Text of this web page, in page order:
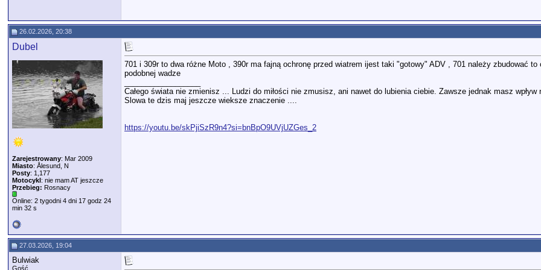
26.02.2026, 20:38
Dubel
Zarejestrowany: Mar 2009
Miasto: Ålesund, N
Posty: 1,177
Motocykl: nie mam AT jeszcze
Przebieg: Rosnacy
Online: 2 tygodni 4 dni 17 godz 24
min 32 s
701 i 309r to dwa różne Moto , 390r ma fajną ochronę przed wiatrem ijest taki "gotowy" ADV , 701 należy zbudować
podobnej wadze
Całego świata nie zmienisz ... Ludzi do miłości nie zmusisz, ani nawet do lubienia ciebie. Zawsze jednak masz
Slowa te dzis maj jeszcze wieksze znaczenie ....
https://youtu.be/skPjiSzR9n4?si=bnBpO9UVjUZGes_2
27.03.2026, 19:04
Bulwiak
Gość